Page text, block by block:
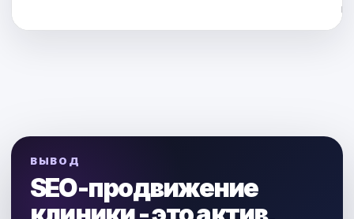
ВЫВОД
SEO-продвижение